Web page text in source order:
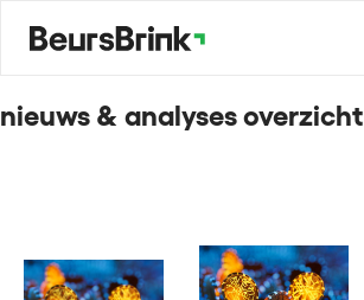
nieuws & analyses overzicht